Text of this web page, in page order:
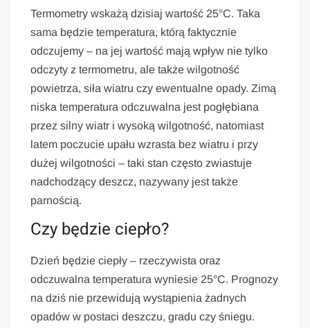
Termometry wskażą dzisiaj wartość 25°C. Taka
sama będzie temperatura, którą faktycznie
odczujemy – na jej wartość mają wpływ nie tylko
odczyty z termometru, ale także wilgotność
powietrza, siła wiatru czy ewentualne opady. Zimą
niska temperatura odczuwalna jest pogłębiana
przez silny wiatr i wysoką wilgotność, natomiast
latem poczucie upału wzrasta bez wiatru i przy
dużej wilgotności – taki stan często zwiastuje
nadchodzący deszcz, nazywany jest także
parnością.
Czy będzie ciepło?
Dzień będzie ciepły – rzeczywista oraz
odczuwalna temperatura wyniesie 25°C. Prognozy
na dziś nie przewidują wystąpienia żadnych
opadów w postaci deszczu, gradu czy śniegu.